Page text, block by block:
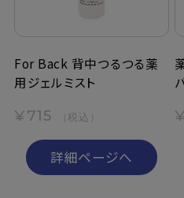
ペリカン石鹸について
ご利用案内
よくあるご質問
For Back 背中つるつる薬
用ジェルミスト
¥715 （税込）
詳細ページへ